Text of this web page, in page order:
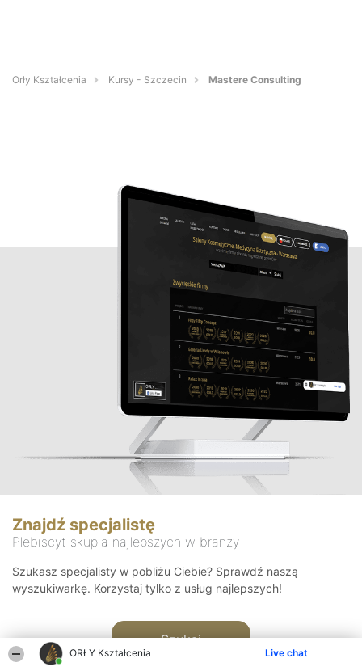
ORŁY Kształcenia Live chat
Orły Kształcenia Kursy - Szczecin Mastere Consulting
Znajdź specjalistę
Plebiscyt skupia najlepszych w branży
Szukasz specjalisty w pobliżu Ciebie? Sprawdź naszą
wyszukiwarkę. Korzystaj tylko z usług najlepszych!
Szukaj